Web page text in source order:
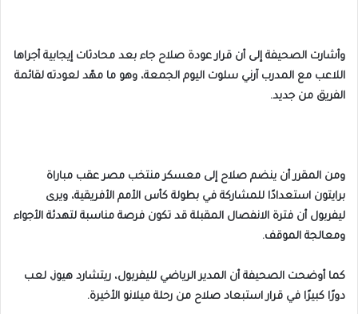
وأشارت الصحيفة إلى أن قرار عودة صلاح جاء بعد محادثات إيجابية أجراها
اللاعب مع المدرب آرني سلوت اليوم الجمعة، وهو ما مهّد لعودته لقائمة
الفريق من جديد.
ومن المقرر أن ينضم صلاح إلى معسكر منتخب مصر عقب مباراة
برايتون استعدادًا للمشاركة في بطولة كأس الأمم الأفريقية، ويرى
ليفربول أن فترة الانفصال المقبلة قد تكون فرصة مناسبة لتهدئة الأجواء
ومعالجة الموقف.
كما أوضحت الصحيفة أن المدير الرياضي لليفربول، ريتشارد هيوز، لعب
دورًا كبيرًا في قرار استبعاد صلاح من رحلة ميلانو الأخيرة.